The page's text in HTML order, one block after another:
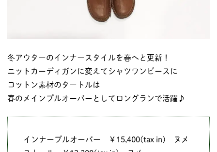
冬アウターのインナースタイルを春へと更新！
ニットカーディガンに変えてシャツワンピースに
コットン素材のタートルは
春のメインプルオーバーとしてロングランで活躍♪
インナープルオーバー ￥15,400(tax in) ヌメ